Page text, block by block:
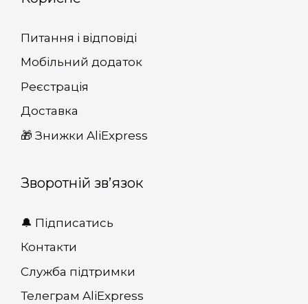
Питання і відповіді
Мобільний додаток
Реєстрація
Доставка
🎁 Знижки AliExpress
Зворотній зв’язок
🔔 Підписатись
Контакти
Служба підтримки
Телеграм AliExpress